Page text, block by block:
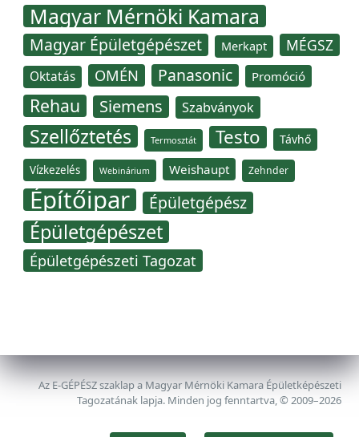
Magyar Mérnöki Kamara
Magyar Épületgépészet Merkapt MÉGSZ
Oktatás OMÉN Panasonic Promóció
Rehau Siemens Szabványok
Szellőztetés Termosztát Testo Távhő
Vízkezelés Webinárium Weishaupt Zehnder
Építőipar Épületgépész
Épületgépészet
Épületgépészeti Tagozat
Az E-GÉPÉSZ szaklap a Magyar Mérnöki Kamara Épületképészeti
Tagozatának lapja. Minden jog fenntartva, © 2009–2026